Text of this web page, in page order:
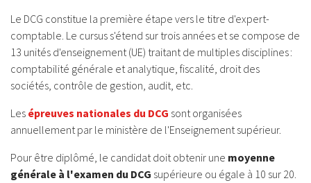
Le DCG constitue la première étape vers le titre d'expert-
comptable. Le cursus s'étend sur trois années et se compose de
13 unités d'enseignement (UE) traitant de multiples disciplines :
comptabilité générale et analytique, fiscalité, droit des
sociétés, contrôle de gestion, audit, etc.
Les épreuves nationales du DCG sont organisées
annuellement par le ministère de l'Enseignement supérieur.
Pour être diplômé, le candidat doit obtenir une moyenne
générale à l'examen du DCG supérieure ou égale à 10 sur 20.